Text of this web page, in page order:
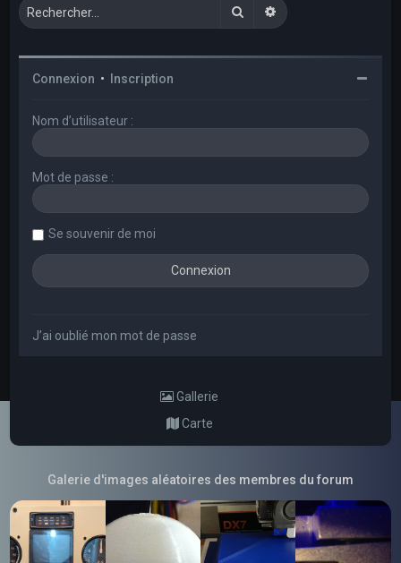
RechercherRecherche avancée
Connexion • Inscription
Nom d’utilisateur :
Mot de passe :
Se souvenir de moi
J’ai oublié mon mot de passe
Gallerie
Carte
Galerie d'images aléatoires des membres du forum